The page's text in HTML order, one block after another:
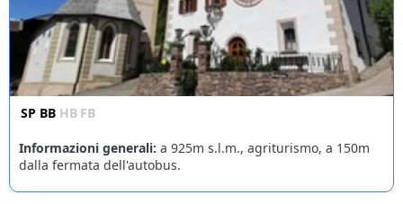
SP BB HB FB
Informazioni generali: a 925m s.l.m., agriturismo, a 150m
dalla fermata dell'autobus.